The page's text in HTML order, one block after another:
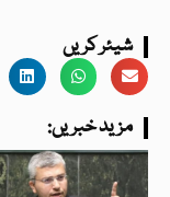
شیئر کریں
:مزید خبریں